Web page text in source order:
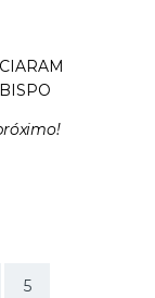
5